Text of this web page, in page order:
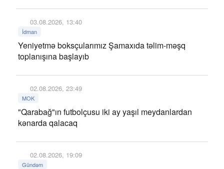
03.08.2026, 13:40
İdman
Yeniyetmə boksçularımız Şamaxıda təlim-məşq
toplanışına başlayıb
02.08.2026, 23:49
MOK
"Qarabağ"ın futbolçusu iki ay yaşıl meydanlardan
kənarda qalacaq
02.08.2026, 19:09
Gündəm